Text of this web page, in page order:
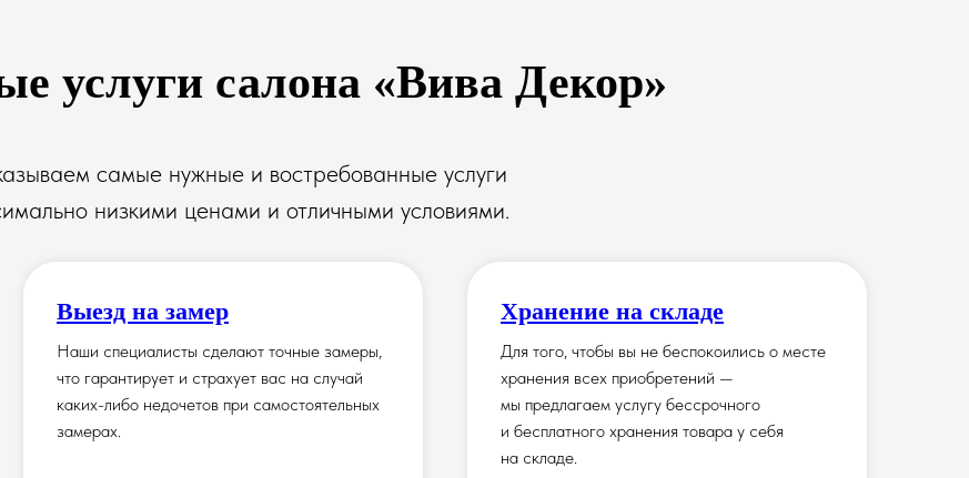
услуги салона «Вива Декор»
самые нужные и востребованные услуги
низкими ценами и отличными условиями.
Выезд на замер
Наши специалисты сделают точные замеры,
что гарантирует и страхует вас на случай
каких-либо недочетов при самостоятельных
замерах.
Хранение на складе
Для того, чтобы вы не беспокоились о месте
хранения всех приобретений —
мы предлагаем услугу бессрочного
и бесплатного хранения товара у себя
на складе.